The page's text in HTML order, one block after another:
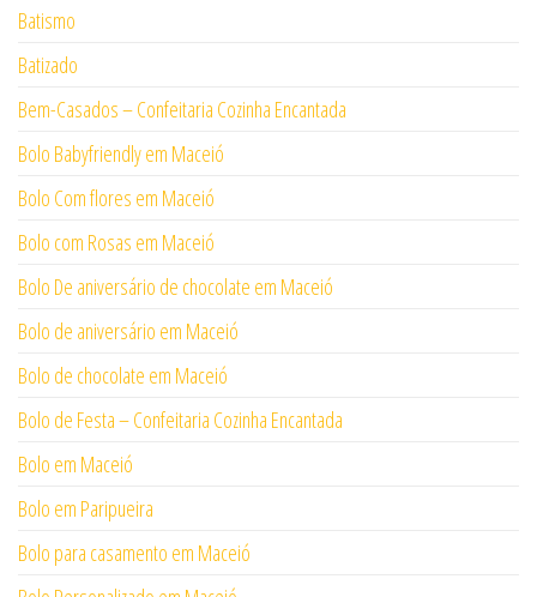
Batismo
Batizado
Bem-Casados – Confeitaria Cozinha Encantada
Bolo Babyfriendly em Maceió
Bolo Com flores em Maceió
Bolo com Rosas em Maceió
Bolo De aniversário de chocolate em Maceió
Bolo de aniversário em Maceió
Bolo de chocolate em Maceió
Bolo de Festa – Confeitaria Cozinha Encantada
Bolo em Maceió
Bolo em Paripueira
Bolo para casamento em Maceió